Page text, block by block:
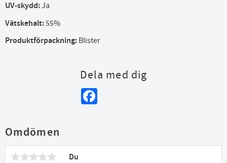
UV-skydd:Ja
Vätskehalt:55%
Produktförpackning: Blister
Dela med dig
Facebook
Omdömen
Du